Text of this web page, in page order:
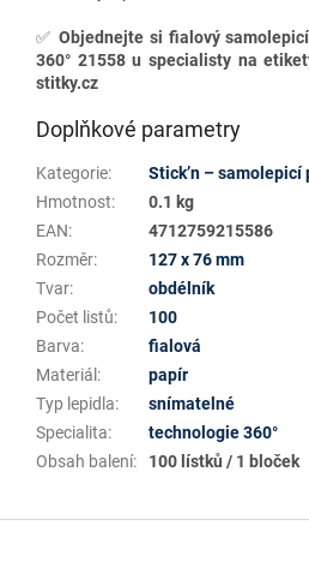
✅ Objednejte si fialový
360° 21558 u specialisty na
stitky.cz
Doplňkové parametry
Kategorie:
Stick’n –
Hmotnost:
0.1 kg
EAN:
4712759215586
Rozměr:
127 x 76 mm
Tvar:
obdélník
Počet listů:
100
Barva:
fialová
Materiál :
papír
Typ lepidla:
snímatelné
Specialita:
technologie 360°
Obsah balení: 100 lístků / 1 bloček